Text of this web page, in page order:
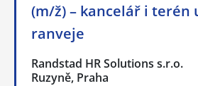
(m/ž) – kancelář i terén
ranveje
Randstad HR Solutions s.r.o.
Ruzyně, Praha